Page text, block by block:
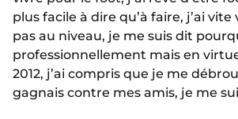
plus facile à dire qu’à faire, j’ai vite
pas au niveau, je me suis dit
professionnellement mais en
2012, j’ai compris que je me
gagnais contre mes amis, je me